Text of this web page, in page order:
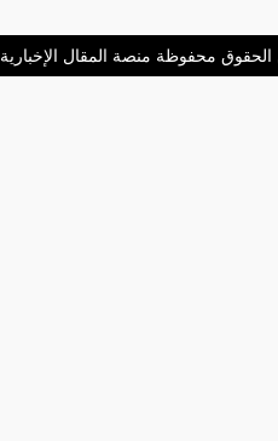
محفوظة منصة المقال الإخبارية 2024 ©